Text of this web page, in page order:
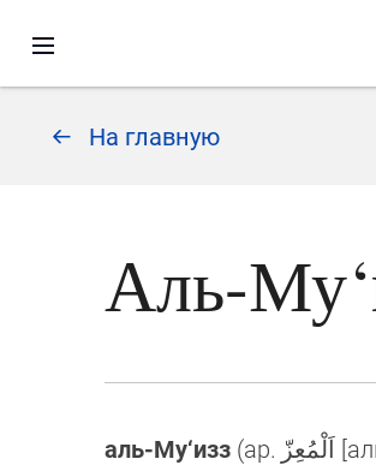
На главную
Аль-
аль-Му‘изз (ар. اَلْمُعِزّ